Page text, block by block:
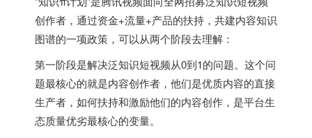
创作者，通过资金+流量+产品的扶持，共建内容知识
图谱的一项政策，可以从两个阶段去理解：
第一阶段是解决泛知识短视频从0到1的问题。这个问
题最核心的就是内容创作者，他们是优质内容的直接
生产者，如何扶持和激励他们的内容创作，是平台生
态质量优劣最核心的变量。